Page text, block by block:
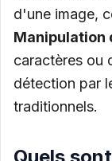
d'une image,
Manipulation
caractères ou
détection par
traditionnels.
Quels